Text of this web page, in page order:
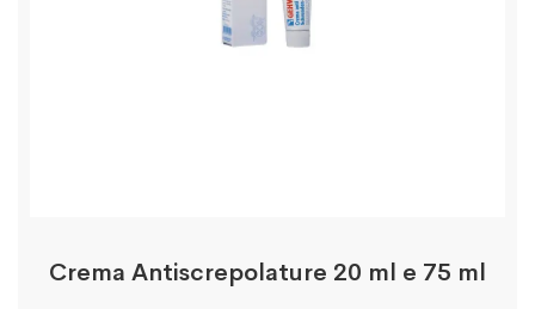
Crema Antiscrepolature 20 ml e 75 ml